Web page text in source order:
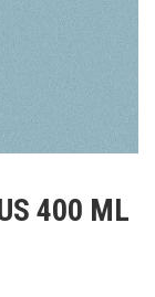
400 ML